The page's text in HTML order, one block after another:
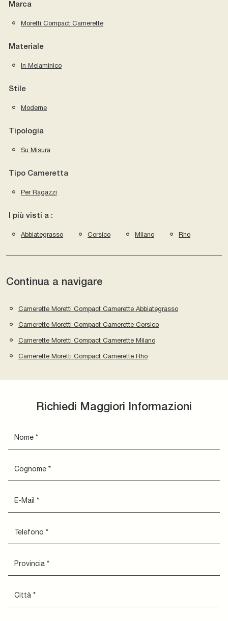
Marca
Moretti Compact Camerette
Materiale
In Melaminico
Stile
Moderne
Tipologia
Su Misura
Tipo Cameretta
Per Ragazzi
I più visti a :
Abbiategrasso Corsico Milano Rho
Continua a navigare
Camerette Moretti Compact Camerette Abbiategrasso
Camerette Moretti Compact Camerette Corsico
Camerette Moretti Compact Camerette Milano
Camerette Moretti Compact Camerette Rho
Richiedi Maggiori Informazioni